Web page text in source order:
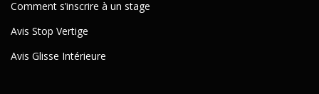
Comment s’inscrire à un stage
Avis Stop Vertige
Avis Glisse Intérieure